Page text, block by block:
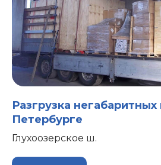
Разгрузка негабаритных
Петербурге
Глухоозерское ш.